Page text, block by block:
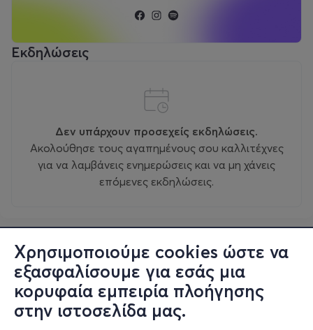
Χρησιμοποιούμε cookies ώστε να
εξασφαλίσουμε για εσάς μια
κορυφαία εμπειρία πλοήγησης
στην ιστοσελίδα μας.
Εκδηλώσεις
Δεν υπάρχουν προσεχείς εκδηλώσεις.
Ακολούθησε τους αγαπημένους σου καλλιτέχνες
για να λαμβάνεις ενημερώσεις και να μη χάνεις
επόμενες εκδηλώσεις.